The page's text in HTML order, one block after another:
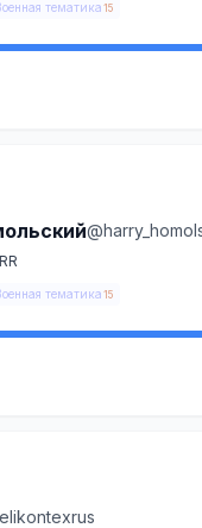
тематика 15
тематика 15